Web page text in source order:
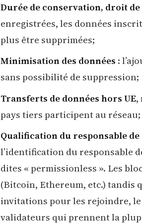
Durée de conservation, droit
enregistrées, les données
plus être supprimées;
Minimisation des données :
sans possibilité de suppression;
Transferts de données hors UE,
pays tiers participent au réseau;
Qualification du responsable
l’identification du responsable
dites « permissionless ». Les
(Bitcoin, Ethereum, etc.) tandis
invitations pour les rejoindre,
validateurs qui prennent la